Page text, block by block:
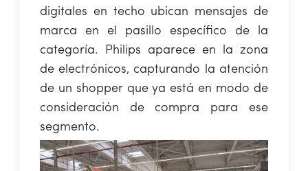
digitales en techo ubican mensajes de
marca en el pasillo específico de la
categoría. Philips aparece en la zona
de electrónicos, capturando la atención
de un shopper que ya está en modo de
consideración de compra para ese
segmento.